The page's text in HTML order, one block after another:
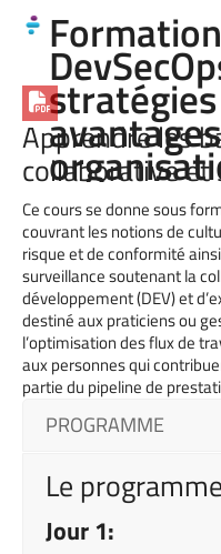
Apprendre les
collaborative et
Ce cours se donne sous
couvrant les notions de
risque et de conformité
surveillance soutenant la
développement (DEV) et
destiné aux praticiens ou
l’optimisation des flux de
aux personnes qui
partie du pipeline de
PROGRAMME
Le
Jour 1: